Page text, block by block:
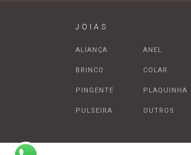
JOIAS
ALIANÇA ANEL
BRINCO COLAR
PINGENTE PLAQUINHA
PULSEIRA OUTROS